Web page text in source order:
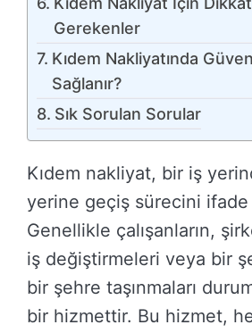
Gerekenler
Kıdem Nakliyatında
Sağlanır?
Sık Sorulan Sorular
Kıdem nakliyat, bir iş
yerine geçiş sürecini ifade
Genellikle çalışanların,
iş değiştirmeleri veya bir
bir şehre taşınmaları
bir hizmettir. Bu hizmet,